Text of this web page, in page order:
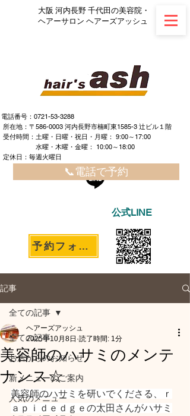
大阪 河内長野 千代田の美容院・
ヘアーサロン ヘアーズアッシュ
電話番号：0721-53-3288
所在地：〒586-0003 河内長野市楠町東1585-3 辻ビル１階
​ ​受付時間：土曜・日曜・祝日・月曜： 9:00～17:00
水曜・木曜・金曜： 10:00～18:00
定休日：毎週火曜日
📞電話で予約
公式LINE
予約フォームへ
記事
全ての記事
お店からのお知らせ
新メニューのご案内
人気のメニュー
全ての記事
美容師のハサミのメンテ
ナンス☆
ヘアーズアッシュ
2025年10月8日 読了時間: 1分
美容師のハサミを研いでくださる、ｒ
ａｐｉｄｅｄｇｅの太田さんがハサミ